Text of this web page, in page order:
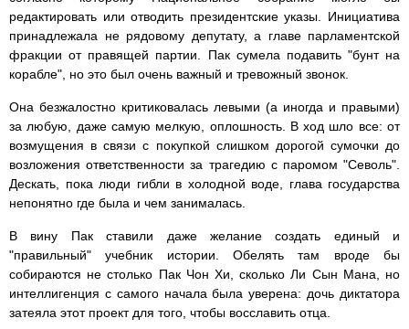
редактировать или отводить президентские указы. Инициатива
принадлежала не рядовому депутату, а главе парламентской
фракции от правящей партии. Пак сумела подавить "бунт на
корабле", но это был очень важный и тревожный звонок.
Она безжалостно критиковалась левыми (а иногда и правыми)
за любую, даже самую мелкую, оплошность. В ход шло все: от
возмущения в связи с покупкой слишком дорогой сумочки до
возложения ответственности за трагедию с паромом "Севоль".
Дескать, пока люди гибли в холодной воде, глава государства
непонятно где была и чем занималась.
В вину Пак ставили даже желание создать единый и
"правильный" учебник истории. Обелять там вроде бы
собираются не столько Пак Чон Хи, сколько Ли Сын Мана, но
интеллигенция с самого начала была уверена: дочь диктатора
затеяла этот проект для того, чтобы восславить отца.